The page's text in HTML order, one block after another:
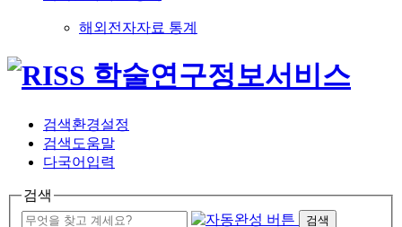
해외전자자료 통계
검색환경설정
검색도움말
다국어입력
검색
검색